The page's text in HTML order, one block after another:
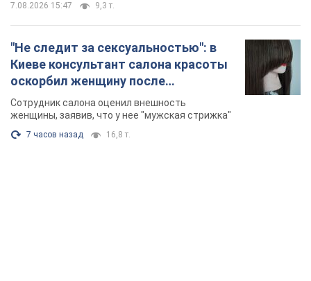
7.08.2026 15:47 9,3 т.
"Не следит за сексуальностью": в
Киеве консультант салона красоты
оскорбил женщину после
химиотерапии, разгорелся скандал.
Фото
Сотрудник салона оценил внешность
женщины, заявив, что у нее "мужская стрижка"
7 часов назад 16,8 т.